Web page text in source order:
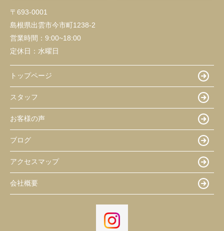
〒693-0001
島根県出雲市今市町1238-2
営業時間： 9:00~18:00
定休日： 水曜日
トップページ
スタッフ
お客様の声
ブログ
アクセスマップ
会社概要